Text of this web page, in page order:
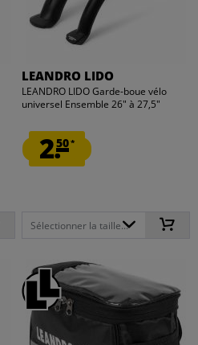
LEANDRO LIDO
LEANDRO LIDO Garde-boue vélo
universel Ensemble 26" à 27,5"
2.50*
Sélectionner la taille...